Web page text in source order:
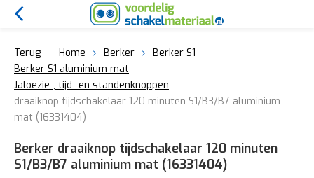
Terug Home Berker
Berker S1
Berker S1 aluminium mat
Jaloezie-, tijd- en standenknoppen
draaiknop tijdschakelaar 120 minuten S1/B3/B7 aluminium
mat (16331404)
Berker draaiknop tijdschakelaar 120 minuten
S1/B3/B7 aluminium mat (16331404)